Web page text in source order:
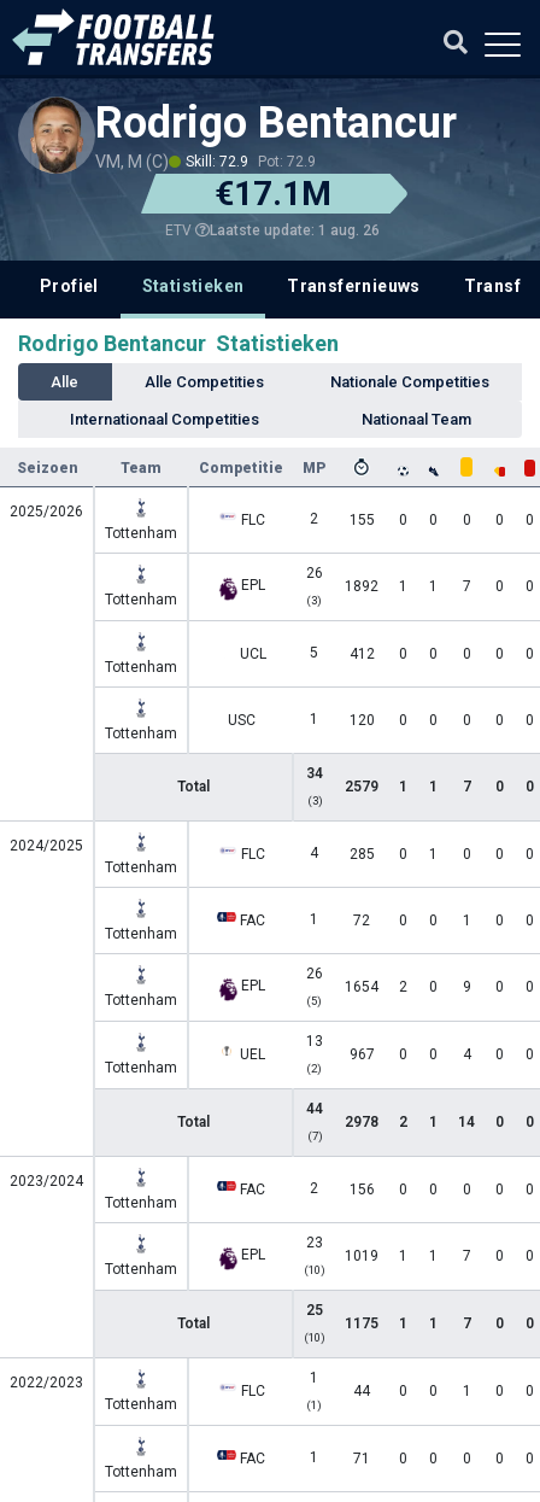
Rodrigo Bentancur
VM, M (C) Skill: 72.9 Pot: 72.9
€17.1M
ETV Laatste update: 1 aug. 26
Profiel Statistieken Transfernieuws
Rodrigo Bentancur Statistieken
Alle Alle Competities Nationale Competities
Internationaal Competities Nationaal Team
Seizoen Team Competitie MP
2025/2026
Tottenham
FLC 2 155 0 0 0 0 0
Tottenham
EPL
26
(3)
1892 1 1 7 0 0
Tottenham
UCL 5 412 0 0 0 0 0
Tottenham
USC 1 120 0 0 0 0 0
Total
34
(3)
2579 1 1 7 0 0
2024/2025
Tottenham
FLC 4 285 0 1 0 0 0
Tottenham
FAC 1 72 0 0 1 0 0
Tottenham
EPL
26
(5)
1654 2 0 9 0 0
Tottenham
UEL
13
(2)
967 0 0 4 0 0
Total
44
(7)
2978 2 1 14 0 0
2023/2024
Tottenham
FAC 2 156 0 0 0 0 0
Tottenham
EPL
23
(10)
1019 1 1 7 0 0
Total
25
(10)
1175 1 1 7 0 0
2022/2023
Tottenham
FLC
1
(1)
44 0 0 1 0 0
Tottenham
FAC 1 71 0 0 0 0 0